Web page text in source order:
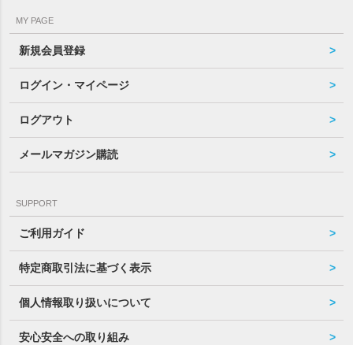
MY PAGE
新規会員登録
ログイン・マイページ
ログアウト
メールマガジン購読
SUPPORT
ご利用ガイド
特定商取引法に基づく表示
個人情報取り扱いについて
安心安全への取り組み